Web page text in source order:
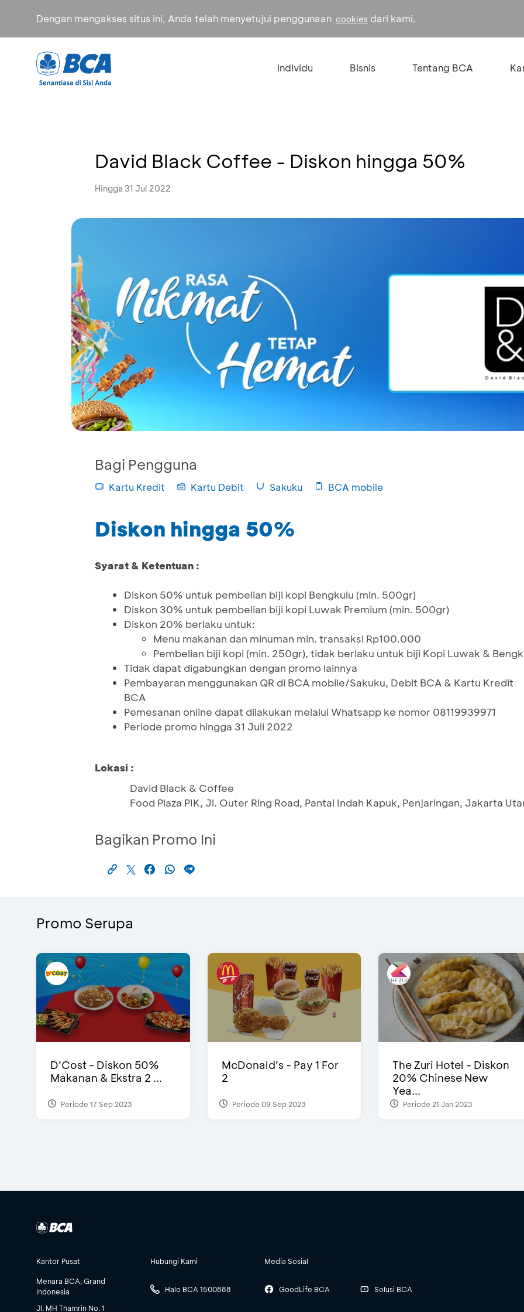
Dengan mengakses situs ini, Anda telah menyetujui penggunaan cookies dari kami.
Individu Bisnis Tentang BCA
David Black Coffee - Diskon hingga 50%
Hingga 31 Jul 2022
Bagi Pengguna
Kartu Kredit Kartu Debit Sakuku BCA mobile
Diskon hingga 50%
Syarat & Ketentuan :
Diskon 50% untuk pembelian biji kopi Bengkulu (min. 500gr)
Diskon 30% untuk pembelian biji kopi Luwak Premium (min. 500gr)
Diskon 20% berlaku untuk:
Menu makanan dan minuman min. transaksi Rp100.000
Pembelian biji kopi (min. 250gr), tidak berlaku untuk biji Kopi Luwak &
Tidak dapat digabungkan dengan promo lainnya
Pembayaran menggunakan QR di BCA mobile/Sakuku, Debit BCA & Kartu Kredit
BCA
Pemesanan online dapat dilakukan melalui Whatsapp ke nomor 08119939971
Periode promo hingga 31 Juli 2022
Lokasi :
David Black & Coffee
Food Plaza PIK, Jl. Outer Ring Road, Pantai Indah Kapuk, Penjaringan, Jakarta
Bagikan Promo Ini
Promo Serupa
D’Cost - Diskon 50%
Makanan & Ekstra 2 ...
Periode 17 Sep 2023
McDonald’s - Pay 1 For
2
Periode 09 Sep 2023
The Zuri Hotel - Diskon
20% Chinese New
Yea...
Periode 21 Jan 2023
Kantor Pusat
Menara BCA, Grand
Indonesia
Jl. MH Thamrin No. 1
Hubungi Kami
Halo BCA 1500888
Media Sosial
GoodLife BCA Solusi BCA